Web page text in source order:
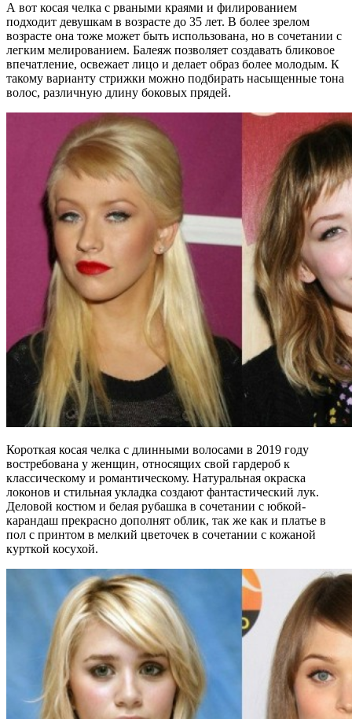
А вот косая челка с рваными краями и филированием
подходит девушкам в возрасте до 35 лет. В более зрелом
возрасте она тоже может быть использована, но в сочетании с
легким мелированием. Балеяж позволяет создавать бликовое
впечатление, освежает лицо и делает образ более молодым. К
такому варианту стрижки можно подбирать насыщенные тона
волос, различную длину боковых прядей.
Короткая косая челка с длинными волосами в 2019 году
востребована у женщин, относящих свой гардероб к
классическому и романтическому. Натуральная окраска
локонов и стильная укладка создают фантастический лук.
Деловой костюм и белая рубашка в сочетании с юбкой-
карандаш прекрасно дополнят облик, так же как и платье в
пол с принтом в мелкий цветочек в сочетании с кожаной
курткой косухой.